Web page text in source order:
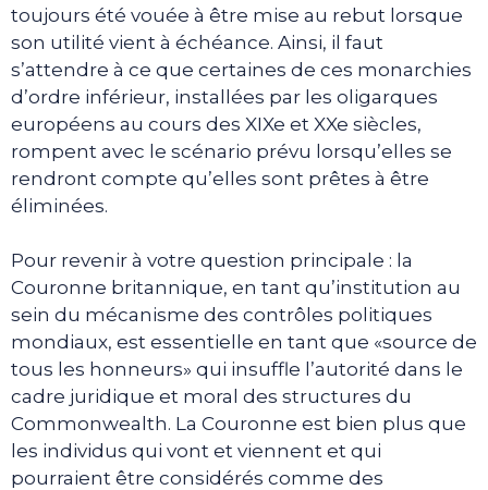
toujours été vouée à être mise au rebut lorsque
son utilité vient à échéance. Ainsi, il faut
s’attendre à ce que certaines de ces monarchies
d’ordre inférieur, installées par les oligarques
européens au cours des XIXe et XXe siècles,
rompent avec le scénario prévu lorsqu’elles se
rendront compte qu’elles sont prêtes à être
éliminées.
Pour revenir à votre question principale : la
Couronne britannique, en tant qu’institution au
sein du mécanisme des contrôles politiques
mondiaux, est essentielle en tant que «source de
tous les honneurs» qui insuffle l’autorité dans le
cadre juridique et moral des structures du
Commonwealth. La Couronne est bien plus que
les individus qui vont et viennent et qui
pourraient être considérés comme des